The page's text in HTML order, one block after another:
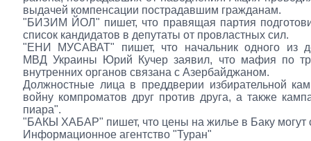
выдачей компенсации пострадавшим гражданам.
"БИЗИМ ЙОЛ" пишет, что правящая партия
список кандидатов в депутаты от провластных сил.
"ЕНИ МУСАВАТ" пишет, что начальник одного из
МВД Украины Юрий Кучер заявил, что мафия по
внутренних органов связана с Азербайджаном.
Должностные лица в преддверии избирательной
войну компроматов друг против друга, а также
пиара".
"БАКЫ ХАБАР" пишет, что цены на жилье в Баку могут
Информационное агентство "Туран"